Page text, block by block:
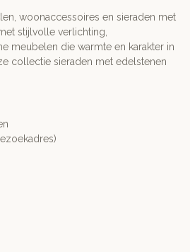
woonaccessoires en sieraden met
stijlvolle verlichting,
meubelen die warmte en karakter in
collectie sieraden met edelstenen